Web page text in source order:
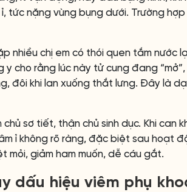
tức nặng vùng bụng dưới. Trường
nhiều chị em có thói quen tắm nước
y cho rằng lúc này tử cung đang
đôi khi lan xuống thắt lưng. Đây là
sơ tiết, thận chủ sinh dục. Khi can
ỉ không rõ ràng, đặc biệt sau hoạt
mỏi, giảm ham muốn, dễ cáu gắt.
dấu hiệu viêm phụ